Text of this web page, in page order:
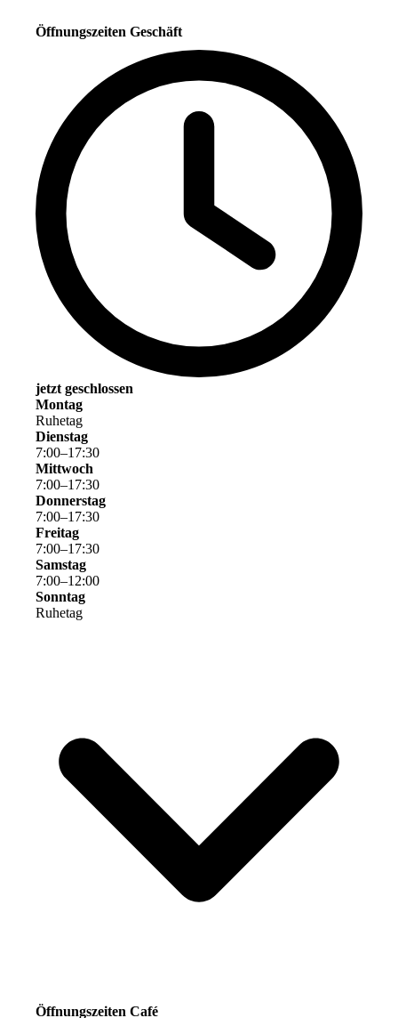
Öffnungszeiten Geschäft
jetzt geschlossen
Montag
Ruhetag
Dienstag
7:00–17:30
Mittwoch
7:00–17:30
Donnerstag
7:00–17:30
Freitag
7:00–17:30
Samstag
7:00–12:00
Sonntag
Ruhetag
Öffnungszeiten Café